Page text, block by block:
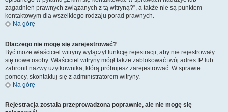
zagadnień prawnych związanych z tą witryną?”, a także nie są punktem
kontaktowym dla wszelkiego rodzaju porad prawnych.
Na górę
Dlaczego nie mogę się zarejestrować?
Być może właściciel witryny wyłączył funkcję rejestracji, aby nie rejestrowały
się nowe osoby. Właściciel witryny mógł także zablokować twój adres IP lub
zabronił nazwy użytkownika, którą próbujesz zarejestrować. W sprawie
pomocy, skontaktuj się z administratorem witryny.
Na górę
Rejestracja została przeprowadzona poprawnie, ale nie mogę się